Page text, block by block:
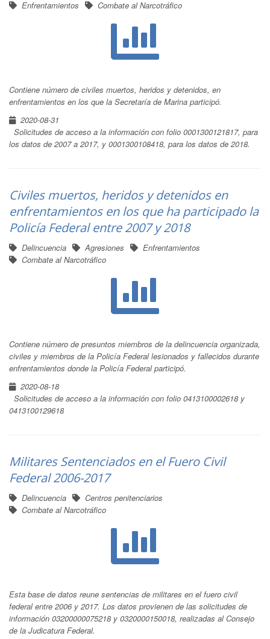
Enfrentamientos Combate al Narcotráfico
Contiene número de civiles muertos, heridos y detenidos, en
enfrentamientos en los que la Secretaría de Marina participó.
2020-08-31
Solicitudes de acceso a la información con folio 0001300121817, para
los datos de 2007 a 2017, y 0001300108418, para los datos de 2018.
Civiles muertos, heridos y detenidos en
enfrentamientos en los que ha participado la
Policía Federal entre 2007 y 2018
Delincuencia Agresiones
Enfrentamientos
Combate al Narcotráfico
Contiene número de presuntos miembros de la delincuencia organizada,
civiles y miembros de la Policía Federal lesionados y fallecidos durante
enfrentamientos donde la Policía Federal participó.
2020-08-18
Solicitudes de acceso a la información con folio 0413100002618 y
0413100129618
Militares Sentenciados en el Fuero Civil
Federal 2006-2017
Delincuencia
Centros penitenciarios
Combate al Narcotráfico
Esta base de datos reune sentencias de militares en el fuero civil
federal entre 2006 y 2017. Los datos provienen de las solicitudes de
información 03200000075218 y 0320000150018, realizadas al Consejo
de la Judicatura Federal.